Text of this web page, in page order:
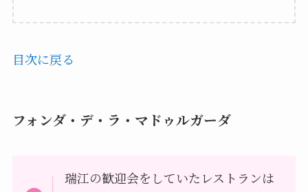
目次に戻る
フォンダ・デ・ラ・マドゥルガーダ
瑞江の歓迎会をしていたレストランは